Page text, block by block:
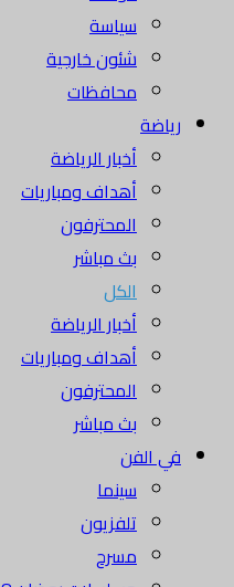
سياسة
شئون خارجية
محافظات
رياضة
أخبار الرياضة
أهداف ومباريات
المحترفون
بث مباشر
الكل
أخبار الرياضة
أهداف ومباريات
المحترفون
بث مباشر
في الفن
سينما
تلفزيون
مسرح